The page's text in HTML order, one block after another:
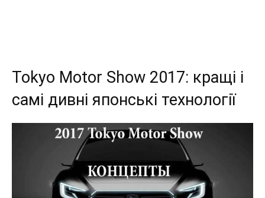
Tokyo Motor Show 2017: кращі і
самі дивні японські технології